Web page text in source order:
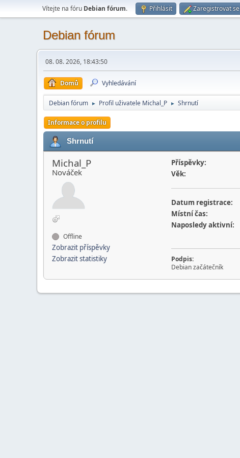
Vítejte na fóru Debian fórum. Přihlásit Zaregistrovat se
Debian fórum
08. 08. 2026, 18:43:50
Domů Vyhledávání
Debian fórum ► Profil uživatele Michal_P ► Shrnutí
Informace o profilu
Shrnutí
Michal_P
Nováček
Offline
Zobrazit příspěvky
Zobrazit statistiky
Příspěvky:
Věk:
Datum registrace:
Místní čas:
Naposledy aktivní:
Podpis:
Debian začátečník